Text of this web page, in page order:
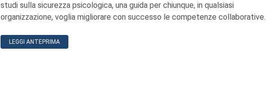
studi sulla sicurezza psicologica, una guida per chiunque, in qualsiasi
organizzazione, voglia migliorare con successo le competenze collaborative.
LEGGI ANTEPRIMA